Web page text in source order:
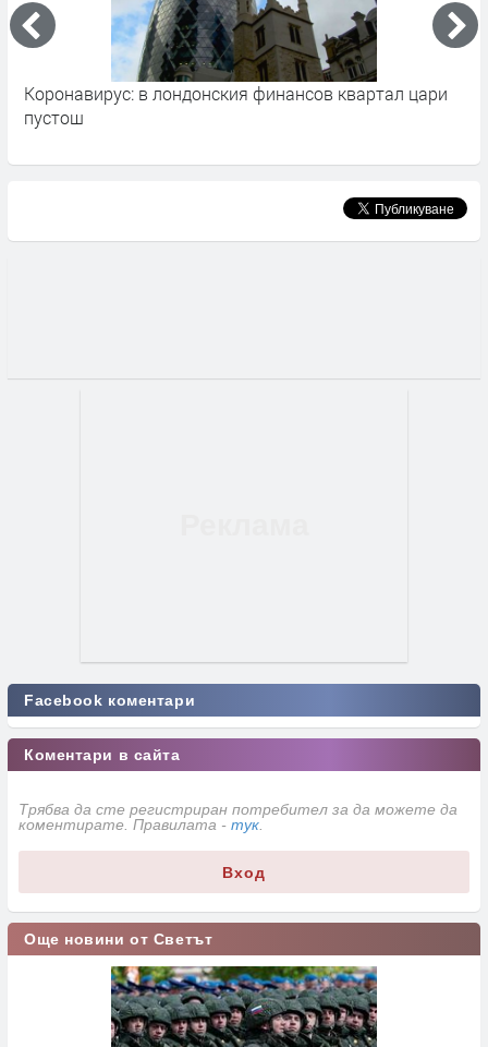
Коронавирус: в лондонския финансов квартал цари
пустош
Facebook коментари
Коментари в сайта
Трябва да сте регистриран потребител за да можете да
коментирате. Правилата - тук
Вход
Още новини от Светът